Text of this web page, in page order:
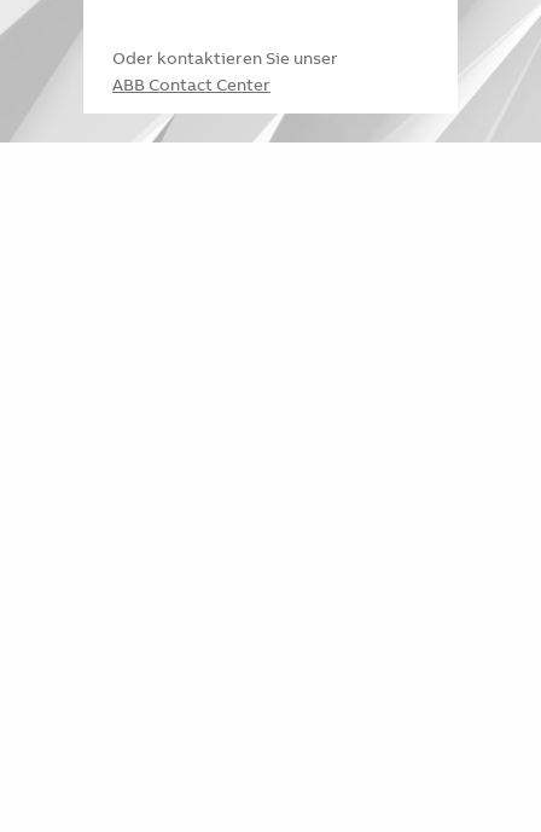
Oder kontaktieren Sie unser
ABB Contact Center